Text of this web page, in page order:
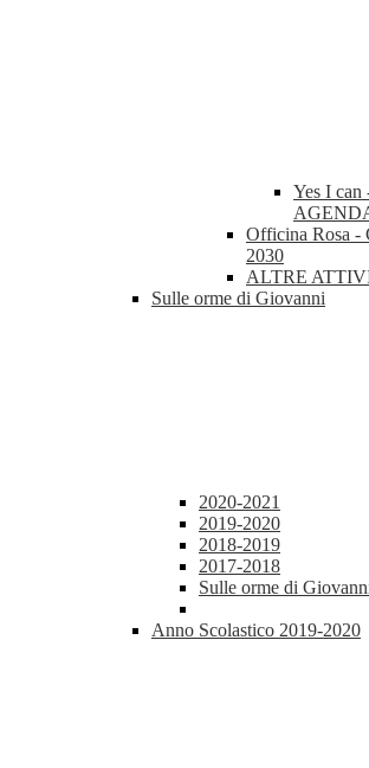
Yes I
Officina Rosa
2030
ALTRE
Sulle orme di Giovanni
2020-2021
2019-2020
2018-2019
2017-2018
Sulle orme di
Anno Scolastico 2019-2020